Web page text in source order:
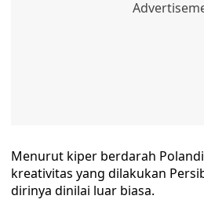
Menurut kiper berdarah
kreativitas yang dilakukan
dirinya dinilai luar biasa.